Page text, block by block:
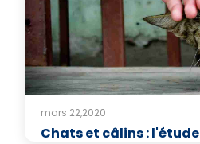
mars 22,2020
Chats et câlins : l'étude